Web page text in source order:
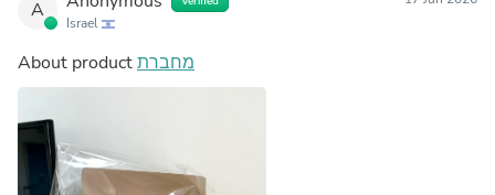
A
Israel
About productמחברת